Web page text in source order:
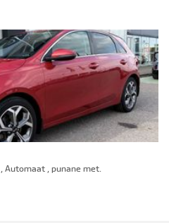
Automaat , punane met.